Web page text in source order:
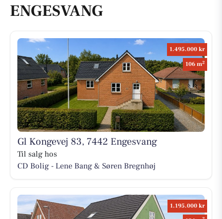
ENGESVANG
1.495.000 kr
106 m2
Gl Kongevej 83, 7442 Engesvang
Til salg hos
CD Bolig - Lene Bang & Søren Bregnhøj
1.195.000 kr